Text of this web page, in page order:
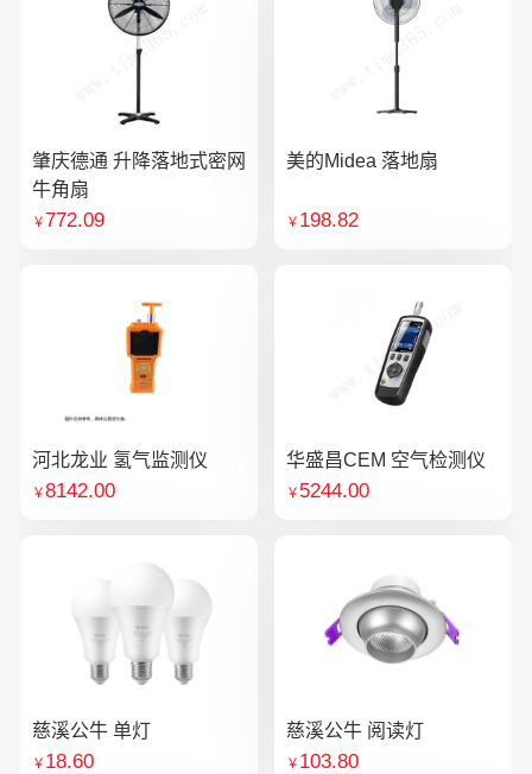
肇庆德通 升降落地式密网
牛角扇
￥772.09
美的Midea 落地扇
￥ 198.82
河北龙业 氢气监测仪
￥8142.00
华盛昌CEM 空气检测仪
￥ 5244.00
慈溪公牛 单灯
￥ 18.60
慈溪公牛 阅读灯
￥ 103.80